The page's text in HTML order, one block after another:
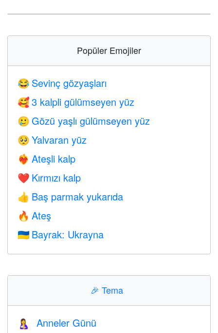
Popüler Emojiler
😂 Sevinç gözyaşları
🥰 3 kalpli gülümseyen yüz
🥲 Gözü yaşlı gülümseyen yüz
🥺 Yalvaran yüz
❤️‍🔥 Ateşli kalp
❤️ Kırmızı kalp
👍 Baş parmak yukarıda
🔥 Ateş
🇺🇦 Bayrak: Ukrayna
🎉 Tema
🤱 Anneler Günü